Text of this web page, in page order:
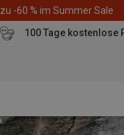
-60 % im Summer Sale
100 Tage kostenlose